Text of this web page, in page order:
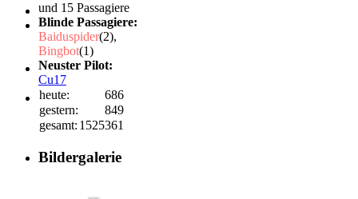
und 15 Passagiere
Blinde Passagiere:
Baiduspider(2),
Bingbot(1)
Neuster Pilot:
Cu17
heute:
686
gestern:
849
gesamt: 1525361
Bildergalerie